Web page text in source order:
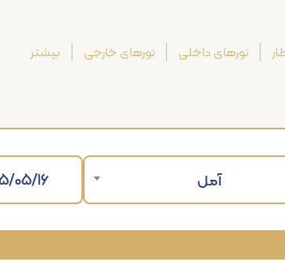
تورهای داخلی تورهای خارجی بیشتر
آمل